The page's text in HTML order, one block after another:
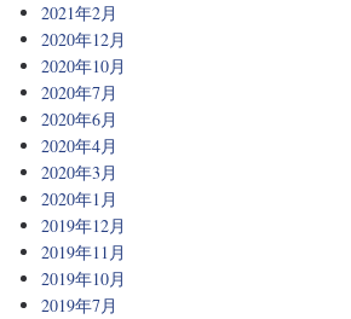
2021年2月
2020年12月
2020年10月
2020年7月
2020年6月
2020年4月
2020年3月
2020年1月
2019年12月
2019年11月
2019年10月
2019年7月